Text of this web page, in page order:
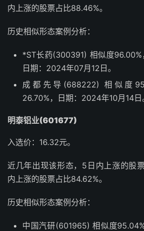
内上涨的股票占比88.46%。
历史相似形态案例分析：
*ST长药(300391) 相似度96.00%
日期：2024年07月12日。
成都先导(688222) 相似度
26.70%，日期：2024年10月14日
明泰铝业(601677)
入选价：16.32元。
近几年出现该形态，5日内上涨的股
内上涨的股票占比84.62%。
历史相似形态案例分析：
中国汽研(601965) 相似度